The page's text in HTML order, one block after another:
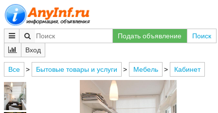
Подать объявление
Поиск
Вход
Все > Бытовые товары и услуги > Мебель > Кабинет